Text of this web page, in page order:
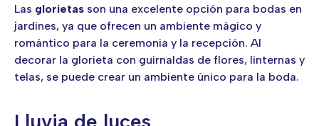
Las glorietas son una excelente opción para bodas en
jardines, ya que ofrecen un ambiente mágico y
romántico para la ceremonia y la recepción. Al
decorar la glorieta con guirnaldas de flores, linternas y
telas, se puede crear un ambiente único para la boda.
Lluvia de luces